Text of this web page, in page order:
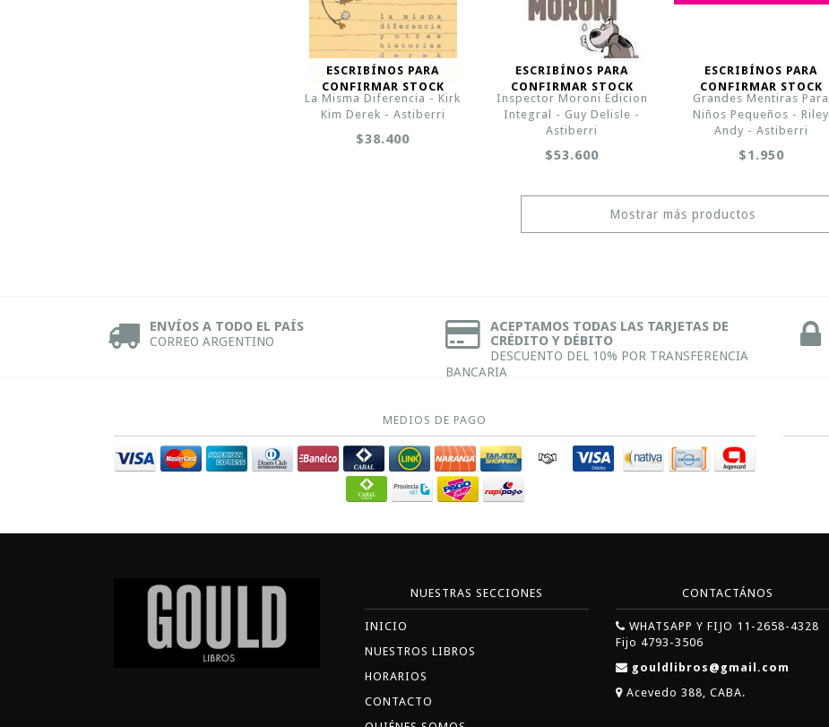
ESCRIBÍNOS PARA
CONFIRMAR STOCK
La Misma Diferencia - Kirk
Kim Derek - Astiberri
$38.400
ESCRIBÍNOS PARA
CONFIRMAR STOCK
Inspector Moroni Edicion
Integral - Guy Delisle -
Astiberri
$53.600
ESCRIBÍNOS PARA
CONFIRMAR STOCK
Grandes Mentiras Para
Niños Pequeños - Riley
Andy - Astiberri
$1.950
Mostrar más productos
ENVÍOS A TODO EL PAÍS
CORREO ARGENTINO
ACEPTAMOS TODAS LAS TARJETAS DE
CRÉDITO Y DÉBITO
DESCUENTO DEL 10% POR TRANSFERENCIA
BANCARIA
MEDIOS DE PAGO
NUESTRAS SECCIONES
INICIO
NUESTROS LIBROS
HORARIOS
CONTACTO
CONTACTÁNOS
WHATSAPP Y FIJO 11-2658-4328
Fijo 4793-3506
gouldlibros@gmail.com
Acevedo 388, CABA.